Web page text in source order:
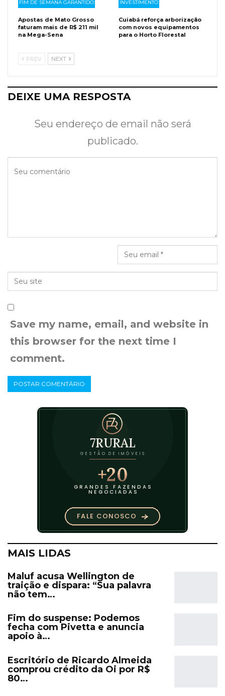
FIM DE SEMANA GARANTIDO
Apostas de Mato Grosso
faturam mais de R$ 211 mil
na Mega-Sena
INVESTIMENTO
Cuiabá reforça arborização
com novos equipamentos
para o Horto Florestal
PREV NEXT
DEIXE UMA RESPOSTA
Seu endereço de email não será
publicado.
Save my name, email, and website in
this browser for the next time I
comment.
MAIS LIDAS
Maluf acusa Wellington de
traição e dispara: “Sua palavra
não tem…
Fim do suspense: Podemos
fecha com Pivetta e anuncia
apoio à…
Escritório de Ricardo Almeida
comprou crédito da Oi por R$
80…